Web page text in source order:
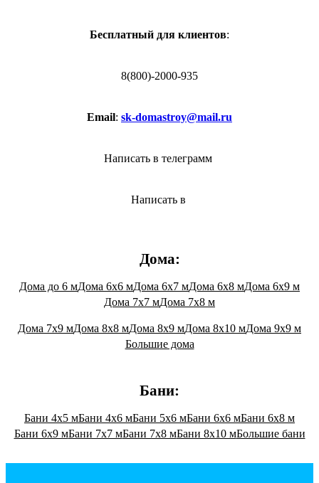
Бесплатный для клиентов:
8(800)-2000-935
Email: sk-domastroy@mail.ru
Написать в телеграмм
Написать в
Дома:
Дома до 6 мДома 6х6 мДома 6х7 мДома 6х8 мДома 6х9 м
Дома 7х7 мДома 7х8 м
Дома 7х9 мДома 8х8 мДома 8х9 мДома 8х10 мДома 9х9 м
Большие дома
Бани:
Бани 4х5 мБани 4х6 мБани 5х6 мБани 6х6 мБани 6х8 м
Бани 6х9 мБани 7х7 мБани 7х8 мБани 8х10 мБольшие бани